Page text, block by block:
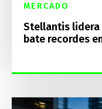
MERCADO
Stellantis lidera
bate recordes